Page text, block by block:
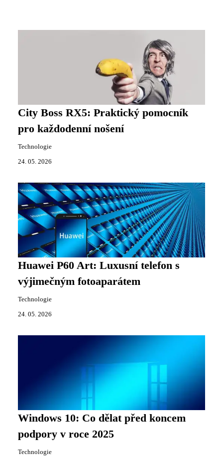
City Boss RX5: Praktický pomocník
pro každodenní nošení
Technologie
24. 05. 2026
Huawei P60 Art: Luxusní telefon s
výjimečným fotoaparátem
Technologie
24. 05. 2026
Windows 10: Co dělat před koncem
podpory v roce 2025
Technologie